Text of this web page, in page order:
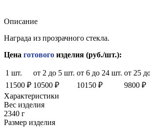
Описание
Награда из прозрачного стекла.
Цена готового изделия (руб./шт.):
1 шт. от 2 до 5 шт. от 6 до 24 шт. от 25
11500 ₽ 10500 ₽ 10150 ₽ 9800 ₽
Характеристики
Вес изделия
2340 г
Размер изделия